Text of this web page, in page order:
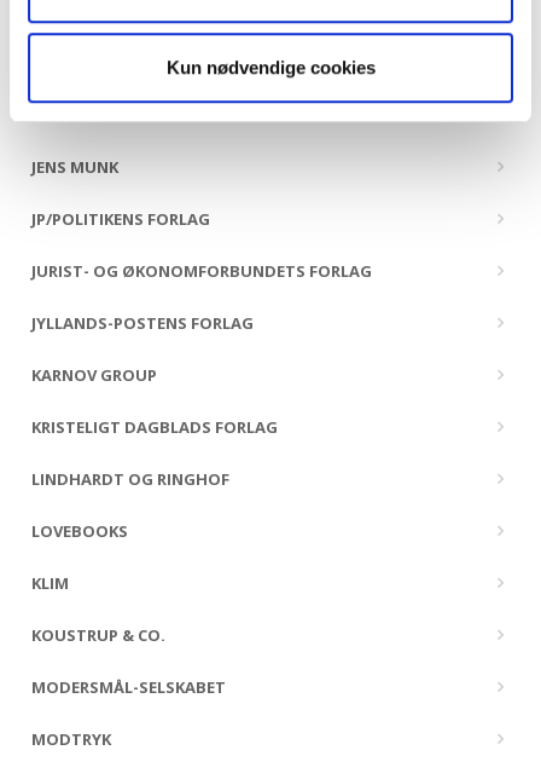
Kun nødvendige cookies
ILINNIUSIORFIK UNDERVISNINGSMIDDELFORLAG
JENS MUNK
JP/POLITIKENS FORLAG
JURIST- OG ØKONOMFORBUNDETS FORLAG
JYLLANDS-POSTENS FORLAG
KARNOV GROUP
KRISTELIGT DAGBLADS FORLAG
LINDHARDT OG RINGHOF
LOVEBOOKS
KLIM
KOUSTRUP & CO.
MODERSMÅL-SELSKABET
MODTRYK